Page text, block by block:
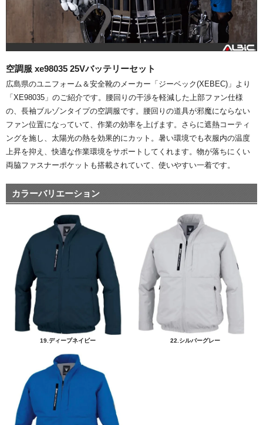
空調服 xe98035 25Vバッテリーセット
広島県のユニフォーム＆安全靴のメーカー「ジーベック(XEBEC)」より
「XE98035」のご紹介です。腰回りの干渉を軽減した上部ファン仕様
の、長袖ブルゾンタイプの空調服です。腰回りの道具が邪魔にならない
ファン位置になっていて、作業の効率を上げます。さらに遮熱コーティ
ングを施し、太陽光の熱を効果的にカット。暑い環境でも衣服内の温度
上昇を抑え、快適な作業環境をサポートしてくれます。物が落ちにくい
両脇ファスナーポケットも搭載されていて、使いやすい一着です。
カラーバリエーション
19.ディープネイビー 22.シルバーグレー